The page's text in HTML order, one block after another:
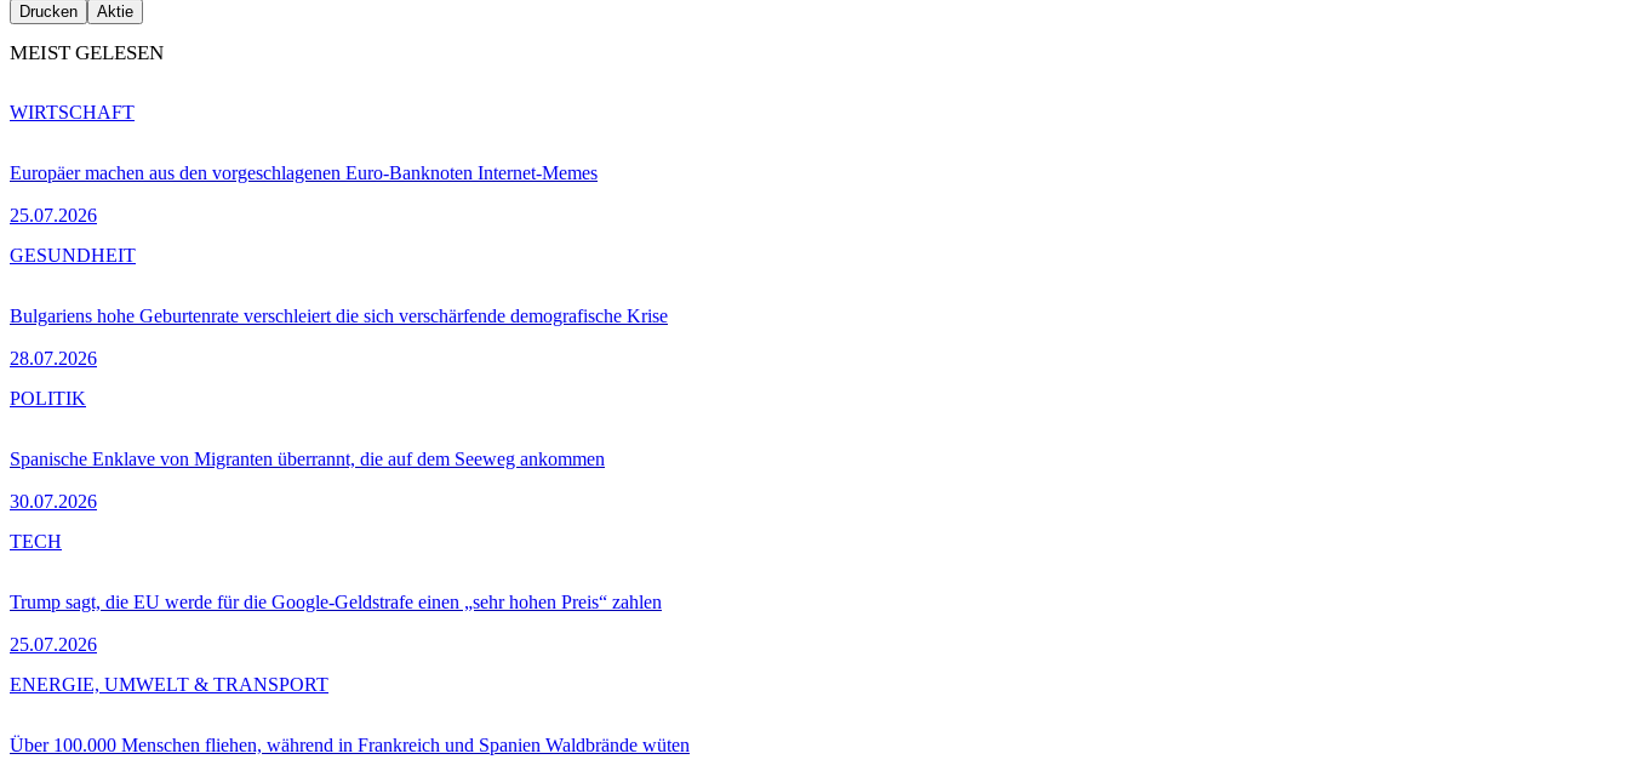
Drucken Aktie
MEIST GELESEN
Europäer machen aus den vorgeschlagenen Euro-Banknoten Internet-Memes
25.07.2026
WIRTSCHAFT
Bulgariens hohe Geburtenrate verschleiert die sich verschärfende demografische Krise
28.07.2026
GESUNDHEIT
Spanische Enklave von Migranten überrannt, die auf dem Seeweg ankommen
30.07.2026
POLITIK
Trump sagt, die EU werde für die Google-Geldstrafe einen „sehr hohen Preis“ zahlen
25.07.2026
TECH
Über 100.000 Menschen fliehen, während in Frankreich und Spanien Waldbrände wüten
ENERGIE, UMWELT & TRANSPORT